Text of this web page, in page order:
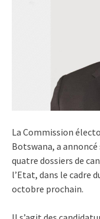
La Commission
Botswana, a
quatre dossiers de
l’Etat, dans le cadre
octobre prochain.